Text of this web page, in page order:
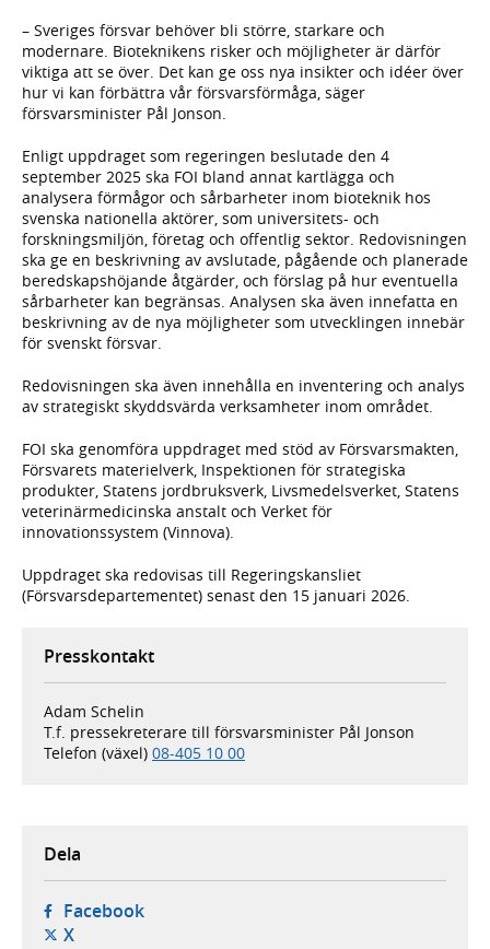
– Sveriges försvar behöver bli större, starkare och
modernare. Bioteknikens risker och möjligheter är därför
viktiga att se över. Det kan ge oss nya insikter och idéer över
hur vi kan förbättra vår försvarsförmåga, säger
försvarsminister Pål Jonson.
Enligt uppdraget som regeringen beslutade den 4
september 2025 ska FOI bland annat kartlägga och
analysera förmågor och sårbarheter inom bioteknik hos
svenska nationella aktörer, som universitets- och
forskningsmiljön, företag och offentlig sektor. Redovisningen
ska ge en beskrivning av avslutade, pågående och planerade
beredskapshöjande åtgärder, och förslag på hur eventuella
sårbarheter kan begränsas. Analysen ska även innefatta en
beskrivning av de nya möjligheter som utvecklingen innebär
för svenskt försvar.
Redovisningen ska även innehålla en inventering och analys
av strategiskt skyddsvärda verksamheter inom området.
FOI ska genomföra uppdraget med stöd av Försvarsmakten,
Försvarets materielverk, Inspektionen för strategiska
produkter, Statens jordbruksverk, Livsmedelsverket, Statens
veterinärmedicinska anstalt och Verket för
innovationssystem (Vinnova).
Uppdraget ska redovisas till Regeringskansliet
(Försvarsdepartementet) senast den 15 januari 2026.
Presskontakt
Adam Schelin
T.f. pressekreterare till försvarsminister Pål Jonson
Telefon (växel) 08-405 10 00
Dela
Facebook- öppnas i ny flik, extern webbplats,
X- öppnas i ny flik, extern webbplats,